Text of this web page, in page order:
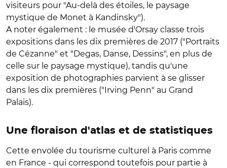
visiteurs pour "Au-delà des étoiles, le paysage
mystique de Monet à Kandinsky").
A noter également : le musée d'Orsay classe trois
expositions dans les dix premières de 2017 ("Portraits
de Cézanne" et "Degas, Danse, Dessins", en plus de
celle sur le paysage mystique), tandis qu'une
exposition de photographies parvient à se glisser
dans les dix premières ("Irving Penn" au Grand
Palais).
Une floraison d'atlas et de statistiques
Cette envolée du tourisme culturel à Paris comme
en France - qui correspond toutefois pour partie à